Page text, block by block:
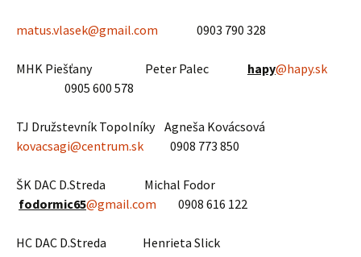
matus.vlasek@gmail.com 0903 790 328
MHK Piešťany Peter Palec hapy@hapy.sk
0905 600 578
TJ Družstevník Topolníky Agneša Kovácsová
kovacsagi@centrum.sk 0908 773 850
ŠK DAC D.Streda Michal Fodor
fodormic65@gmail.com 0908 616 122
HC DAC D.Streda Henrieta Slick